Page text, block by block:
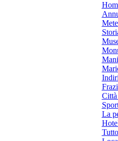
Città
La